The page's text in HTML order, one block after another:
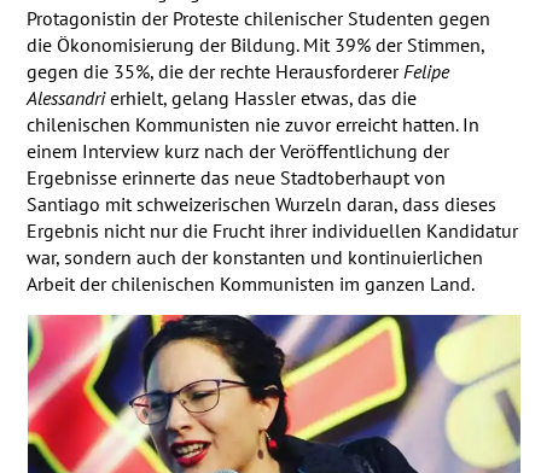
Protagonistin der Proteste chilenischer Studenten gegen
die Ökonomisierung der Bildung. Mit 39% der Stimmen,
gegen die 35%, die der rechte Herausforderer Felipe
Alessandrierhielt, gelang Hassler etwas, das die
chilenischen Kommunisten nie zuvor erreicht hatten. In
einem Interview kurz nach der Veröffentlichung der
Ergebnisse erinnerte das neue Stadtoberhaupt von
Santiago mit schweizerischen Wurzeln daran, dass dieses
Ergebnis nicht nur die Frucht ihrer individuellen Kandidatur
war, sondern auch der konstanten und kontinuierlichen
Arbeit der chilenischen Kommunisten im ganzen Land.